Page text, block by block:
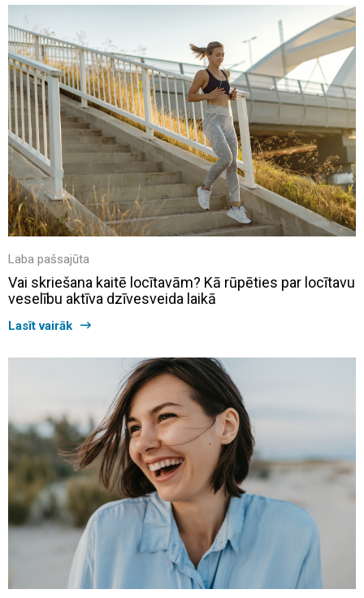
Laba pašsajūta
Vai skriešana kaitē locītavām? Kā rūpēties par locītavu
veselību aktīva dzīvesveida laikā
Lasīt vairāk